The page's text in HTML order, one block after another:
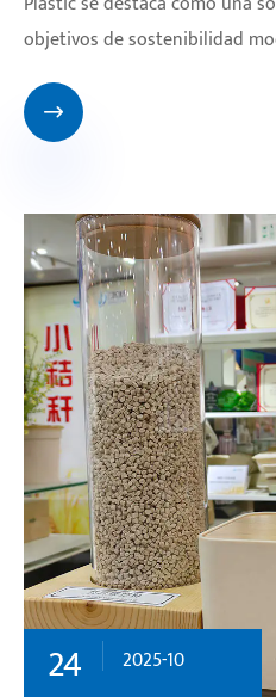
objetivos de sostenibilidad

24 2025-10